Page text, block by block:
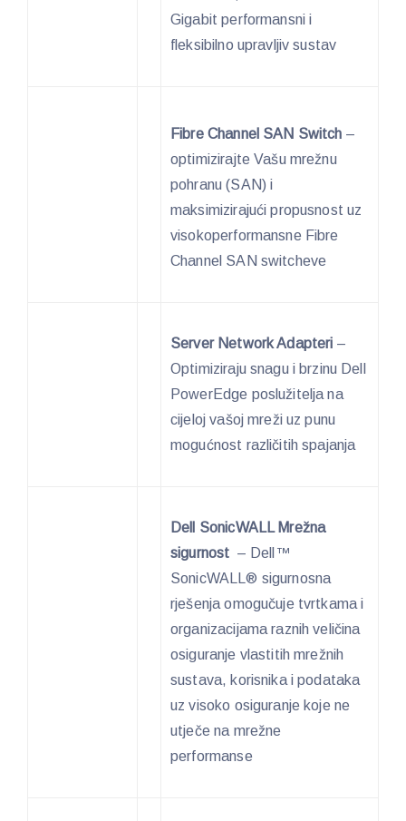
Gigabit performansni i
fleksibilno upravljiv sustav
Fibre Channel SAN Switch –
optimizirajte Vašu mrežnu
pohranu (SAN) i
maksimizirajući propusnost uz
visokoperformansne Fibre
Channel SAN switcheve
Server Network Adapteri –
Optimiziraju snagu i brzinu Dell
PowerEdge poslužitelja na
cijeloj vašoj mreži uz punu
mogućnost različitih spajanja
Dell SonicWALL Mrežna
sigurnost – Dell™
SonicWALL® sigurnosna
rješenja omogučuje tvrtkama i
organizacijama raznih veličina
osiguranje vlastitih mrežnih
sustava, korisnika i podataka
uz visoko osiguranje koje ne
utječe na mrežne
performanse